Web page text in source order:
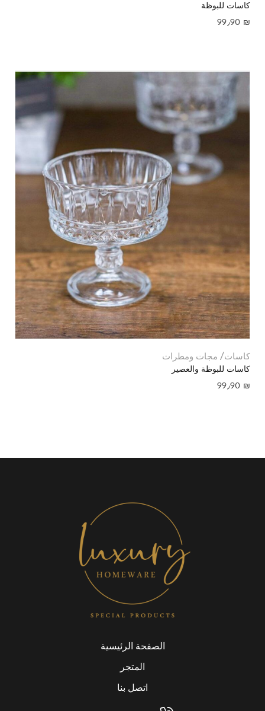
كاسات للبوظة
99٫90 ₪
كاسات/ مجات ومطرات
كاسات للبوظة والعصير
99٫90 ₪
الصفحة الرئيسية
المتجر
اتصل بنا